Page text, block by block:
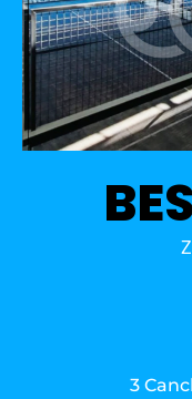
3